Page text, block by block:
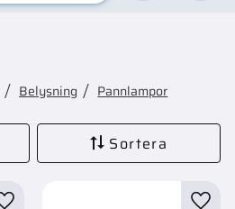
Belysning Pannlampor
Sortera